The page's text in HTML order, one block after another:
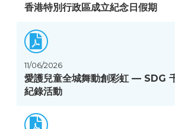
香港特別行政區成立紀念日假期
11/06/2026
愛護兒童全城舞動創彩虹 — SDG
紀錄活動